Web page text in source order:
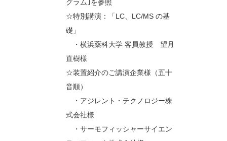
グラム｣を参照
☆特別講演：「LC、LC/MS の基
礎」
・横浜薬科大学 客員教授 望月
直樹様
☆装置紹介のご講演企業様（五十
音順）
・アジレント・テクノロジー株
式会社様
・サーモフィッシャーサイエン